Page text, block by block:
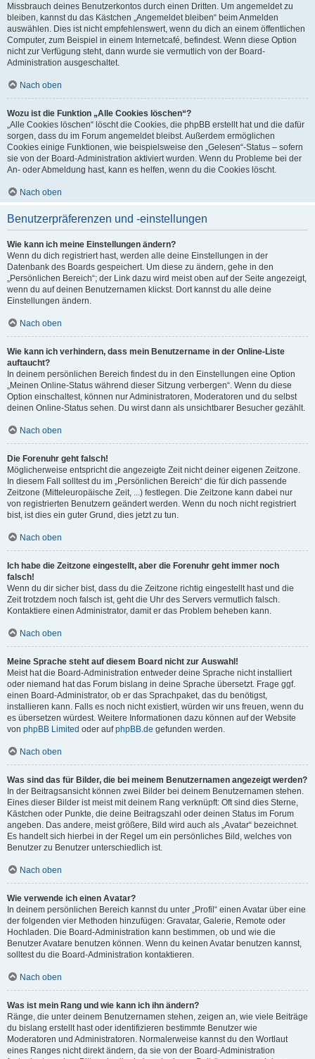
Missbrauch deines Benutzerkontos durch einen Dritten. Um angemeldet zu
bleiben, kannst du das Kästchen „Angemeldet bleiben“ beim Anmelden
auswählen. Dies ist nicht empfehlenswert, wenn du dich an einem öffentlichen
Computer, zum Beispiel in einem Internetcafé, befindest. Wenn diese Option
nicht zur Verfügung steht, dann wurde sie vermutlich von der Board-
Administration ausgeschaltet.
Nach oben
Wozu ist die Funktion „Alle Cookies löschen“?
„Alle Cookies löschen“ löscht die Cookies, die phpBB erstellt hat und die dafür
sorgen, dass du im Forum angemeldet bleibst. Außerdem ermöglichen
Cookies einige Funktionen, wie beispielsweise den „Gelesen“-Status – sofern
sie von der Board-Administration aktiviert wurden. Wenn du Probleme bei der
An- oder Abmeldung hast, kann es helfen, wenn du die Cookies löscht.
Nach oben
Benutzerpräferenzen und -einstellungen
Wie kann ich meine Einstellungen ändern?
Wenn du dich registriert hast, werden alle deine Einstellungen in der
Datenbank des Boards gespeichert. Um diese zu ändern, gehe in den
„Persönlichen Bereich“; der Link dazu wird meist oben auf der Seite angezeigt,
wenn du auf deinen Benutzernamen klickst. Dort kannst du alle deine
Einstellungen ändern.
Nach oben
Wie kann ich verhindern, dass mein Benutzername in der Online-Liste
auftaucht?
In deinem persönlichen Bereich findest du in den Einstellungen eine Option
„Meinen Online-Status während dieser Sitzung verbergen“. Wenn du diese
Option einschaltest, können nur Administratoren, Moderatoren und du selbst
deinen Online-Status sehen. Du wirst dann als unsichtbarer Besucher gezählt.
Nach oben
Die Forenuhr geht falsch!
Möglicherweise entspricht die angezeigte Zeit nicht deiner eigenen Zeitzone.
In diesem Fall solltest du im „Persönlichen Bereich“ die für dich passende
Zeitzone (Mitteleuropäische Zeit, ...) festlegen. Die Zeitzone kann dabei nur
von registrierten Benutzern geändert werden. Wenn du noch nicht registriert
bist, ist dies ein guter Grund, dies jetzt zu tun.
Nach oben
Ich habe die Zeitzone eingestellt, aber die Forenuhr geht immer noch
falsch!
Wenn du dir sicher bist, dass du die Zeitzone richtig eingestellt hast und die
Zeit trotzdem noch falsch ist, geht die Uhr des Servers vermutlich falsch.
Kontaktiere einen Administrator, damit er das Problem beheben kann.
Nach oben
Meine Sprache steht auf diesem Board nicht zur Auswahl!
Meist hat die Board-Administration entweder deine Sprache nicht installiert
oder niemand hat das Forum bislang in deine Sprache übersetzt. Frage ggf.
einen Board-Administrator, ob er das Sprachpaket, das du benötigst,
installieren kann. Falls es noch nicht existiert, würden wir uns freuen, wenn du
es übersetzen würdest. Weitere Informationen dazu können auf der Website
von phpBB Limited oder aufphpBB.de gefunden werden.
Nach oben
Was sind das für Bilder, die bei meinem Benutzernamen angezeigt werden?
In der Beitragsansicht können zwei Bilder bei deinem Benutzernamen stehen.
Eines dieser Bilder ist meist mit deinem Rang verknüpft: Oft sind dies Sterne,
Kästchen oder Punkte, die deine Beitragszahl oder deinen Status im Forum
angeben. Das andere, meist größere, Bild wird auch als „Avatar“ bezeichnet.
Es handelt sich hierbei in der Regel um ein persönliches Bild, welches von
Benutzer zu Benutzer unterschiedlich ist.
Nach oben
Wie verwende ich einen Avatar?
In deinem persönlichen Bereich kannst du unter „Profil“ einen Avatar über eine
der folgenden vier Methoden hinzufügen: Gravatar, Galerie, Remote oder
Hochladen. Die Board-Administration kann bestimmen, ob und wie die
Benutzer Avatare benutzen können. Wenn du keinen Avatar benutzen kannst,
solltest du die Board-Administration kontaktieren.
Nach oben
Was ist mein Rang und wie kann ich ihn ändern?
Ränge, die unter deinem Benutzernamen stehen, zeigen an, wie viele Beiträge
du bislang erstellt hast oder identifizieren bestimmte Benutzer wie
Moderatoren und Administratoren. Normalerweise kannst du den Wortlaut
eines Ranges nicht direkt ändern, da sie von der Board-Administration